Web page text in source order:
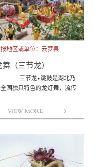
地区或单位：云梦县
舞（三节龙）
节龙•跳鼓是湖北乃
国独具特色的龙灯舞，流传
，由当地人民世代相传...